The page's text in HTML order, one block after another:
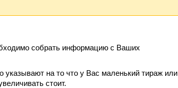
собрать информацию с Ваших
указывают на то что у Вас маленький тираж или
стоит.